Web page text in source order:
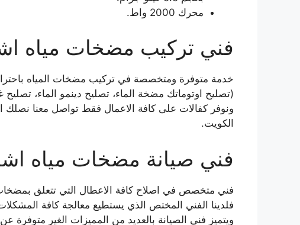
محرك 2000 واط.
فني تركيب مضخات مياه
خدمة متوفرة ومتخصصة في تركيب مضخات المياه
(تصليح اوتوماتك مضخة الماء، تصليح دينمو الماء،
ونوفر كفالات على كافة الاعمال فقط تواصل معنا
الكويت.
فني صيانة مضخات مياه
فني متخصص في اصلاح كافة الاعطال التي تتعلق
فلدينا الفني المختص الذي يستطيع معالجة كافة
ويتميز فني الصيانة بالعديد من المميزات الغير متوفرة